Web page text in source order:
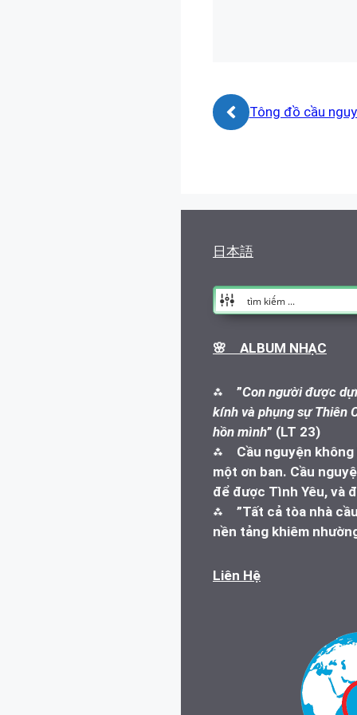
Tông đồ cầu
日本語
🌸 ALBUM NHẠC
⁂ ”Con người được
kính và phụng sự Thiên
hồn mình” (LT 23)
⁂ Cầu nguyện
một ơn ban. Cầu
để được Tình Yêu, và
⁂ ”Tất cả tòa nhà
nền tảng khiêm
Liên Hệ